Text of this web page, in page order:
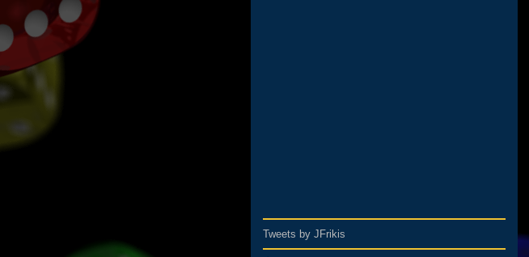
Tweets by JFrikis